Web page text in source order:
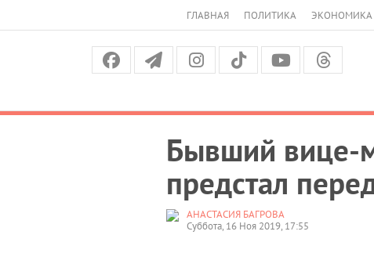
ГЛАВНАЯ ПОЛИТИКА ЭКОНОМИКА
Бывший вице-
предстал
АНАСТАСИЯ БАГРОВА
Суббота, 16 Ноя 2019, 17:55